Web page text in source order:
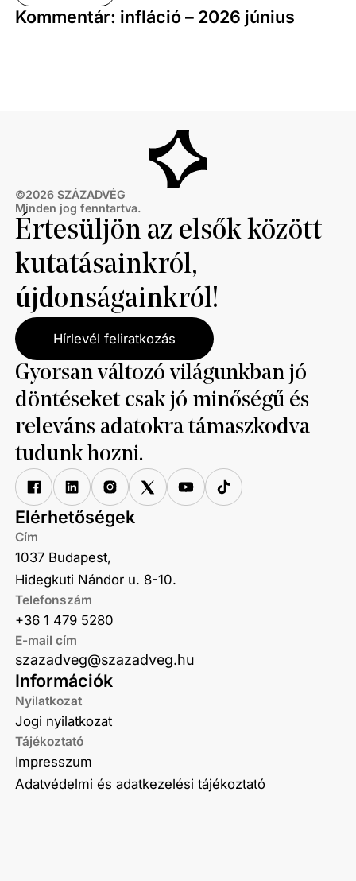
Kommentár: infláció – 2026 június
©2026 SZÁZADVÉG
Minden jog fenntartva.
Értesüljön az elsők között
kutatásainkról,
újdonságainkról!
Hírlevél feliratkozás
Gyorsan változó világunkban jó
döntéseket csak jó minőségű és
releváns adatokra támaszkodva
tudunk hozni.
Információk
Nyilatkozat
Jogi nyilatkozat
Tájékoztató
Impresszum
Adatvédelmi és adatkezelési tájékoztató
Elérhetőségek
Cím
1037 Budapest,
Hidegkuti Nándor u. 8-10.
Telefonszám
+36 1 479 5280
E-mail cím
szazadveg@szazadveg.hu